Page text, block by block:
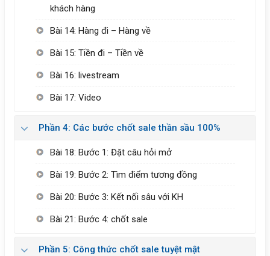
khách hàng
Bài 14: Hàng đi – Hàng về
Bài 15: Tiền đi – Tiền về
Bài 16: livestream
Bài 17: Video
Phần 4: Các bước chốt sale thần sầu 100%
Bài 18: Bước 1: Đặt câu hỏi mở
Bài 19: Bước 2: Tìm điểm tương đồng
Bài 20: Bước 3: Kết nối sâu với KH
Bài 21: Bước 4: chốt sale
Phần 5: Công thức chốt sale tuyệt mật